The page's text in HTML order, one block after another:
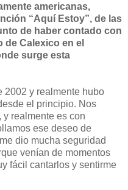
americanas,
“Aquí Estoy”, de las
de haber contado con
Calexico en el
surge esta
2002 y realmente hubo
el principio. Nos
realmente es con
ese deseo de
dio mucha seguridad
venían de momentos
fácil cantarlos y sentirme